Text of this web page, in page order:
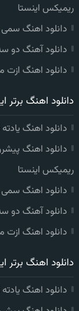
ریمیکس اینستا
دانلود اهنگ
دانلود آهنگ دو
دانلود اهنگ
دانلود اهنگ برتر
دانلود اهنگ
دانلود اهنگ
ریمیکس اینستا
دانلود اهنگ
دانلود آهنگ دو
دانلود اهنگ
دانلود اهنگ برتر
دانلود اهنگ